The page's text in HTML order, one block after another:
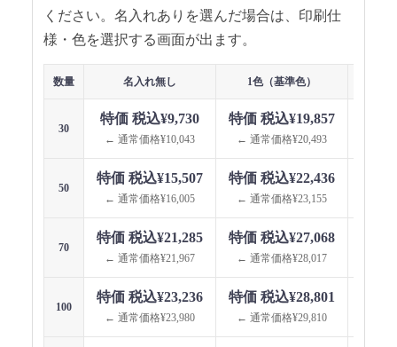
ください。名入れありを選んだ場合は、印刷仕
様・色を選択する画面が出ます。
数量 名入れ無し 1色（基準色）
30
特価 税込¥9,730
← 通常価格¥10,043
特価 税込¥19,857
← 通常価格¥20,493
50
特価 税込¥15,507
← 通常価格¥16,005
特価 税込¥22,436
← 通常価格¥23,155
70
特価 税込¥21,285
← 通常価格¥21,967
特価 税込¥27,068
← 通常価格¥28,017
100
特価 税込¥23,236
← 通常価格¥23,980
特価 税込¥28,801
← 通常価格¥29,810